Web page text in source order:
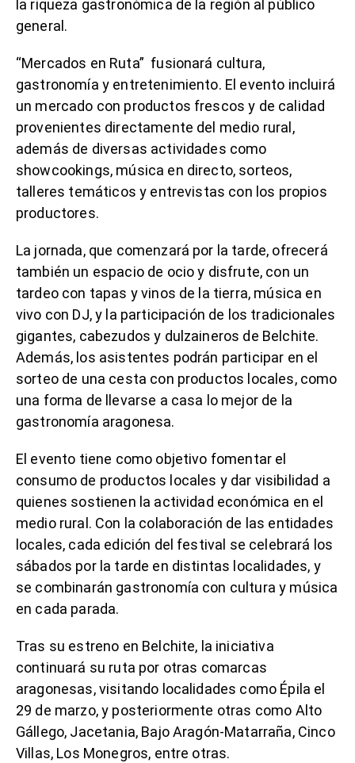
la riqueza gastronómica de la región al público
general.
“Mercados en Ruta” fusionará cultura,
gastronomía y entretenimiento. El evento incluirá
un mercado con productos frescos y de calidad
provenientes directamente del medio rural,
además de diversas actividades como
showcookings, música en directo, sorteos,
talleres temáticos y entrevistas con los propios
productores.
La jornada, que comenzará por la tarde, ofrecerá
también un espacio de ocio y disfrute, con un
tardeo con tapas y vinos de la tierra, música en
vivo con DJ, y la participación de los tradicionales
gigantes, cabezudos y dulzaineros de Belchite.
Además, los asistentes podrán participar en el
sorteo de una cesta con productos locales, como
una forma de llevarse a casa lo mejor de la
gastronomía aragonesa.
El evento tiene como objetivo fomentar el
consumo de productos locales y dar visibilidad a
quienes sostienen la actividad económica en el
medio rural. Con la colaboración de las entidades
locales, cada edición del festival se celebrará los
sábados por la tarde en distintas localidades, y
se combinarán gastronomía con cultura y música
en cada parada.
Tras su estreno en Belchite, la iniciativa
continuará su ruta por otras comarcas
aragonesas, visitando localidades como Épila el
29 de marzo, y posteriormente otras como Alto
Gállego, Jacetania, Bajo Aragón-Matarraña, Cinco
Villas, Los Monegros, entre otras.